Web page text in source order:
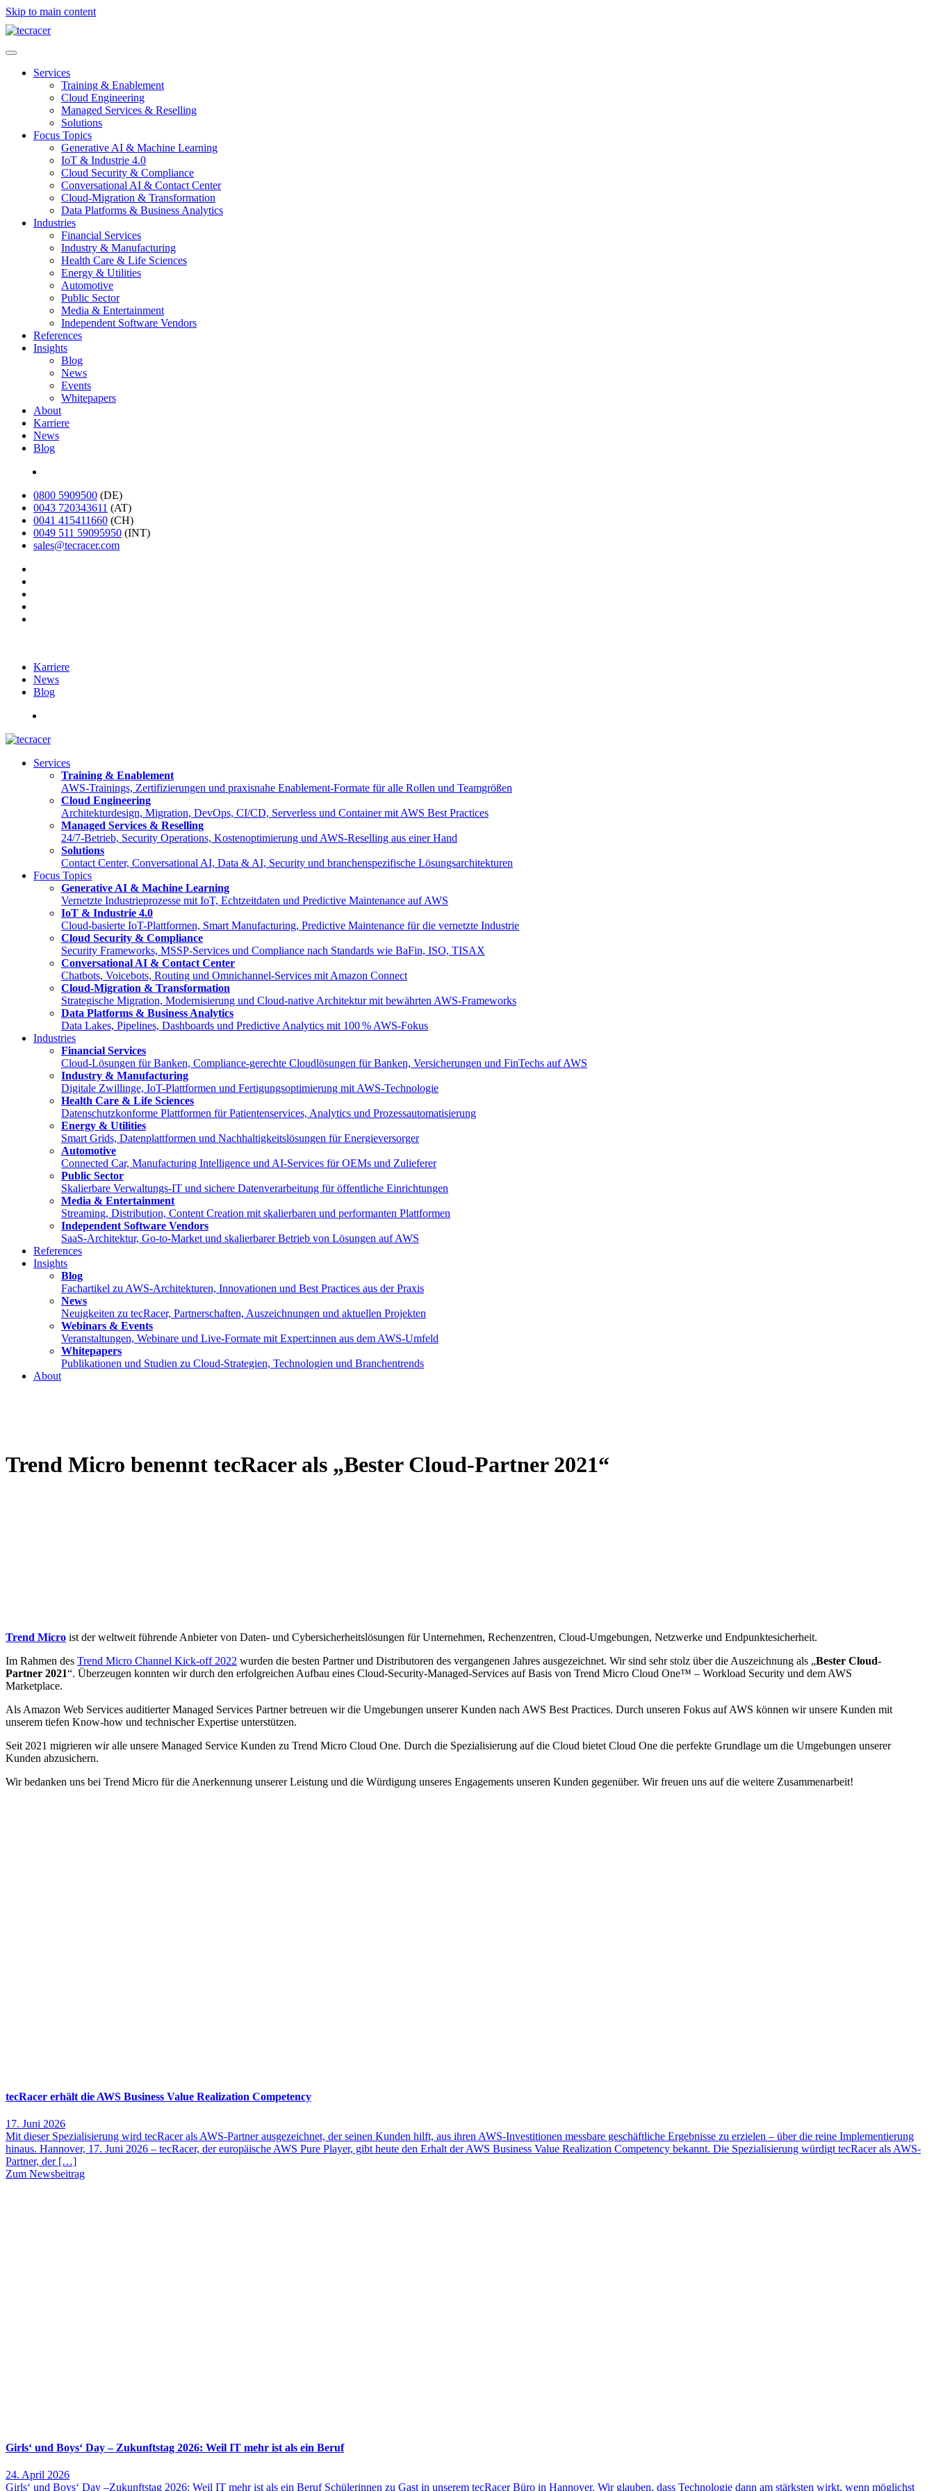
Skip to main content
Services
Training & Enablement
Cloud Engineering
Managed Services & Reselling
Solutions
Focus Topics
Generative AI & Machine Learning
IoT & Industrie 4.0
Cloud Security & Compliance
Conversational AI & Contact Center
Cloud-Migration & Transformation
Data Platforms & Business Analytics
Industries
Financial Services
Industry & Manufacturing
Health Care & Life Sciences
Energy & Utilities
Automotive
Public Sector
Media & Entertainment
Independent Software Vendors
References
Insights
Blog
News
Events
Whitepapers
About
Karriere
News
Blog
0800 5909500 (DE)
0043 720343611 (AT)
0041 415411660 (CH)
0049 511 59095950 (INT)
sales@tecracer.com
Karriere
News
Blog
Services
Training & Enablement
AWS-Trainings, Zertifizierungen und praxisnahe Enablement-Formate für alle Rollen und Teamgrößen
Cloud Engineering
Architekturdesign, Migration, DevOps, CI/CD, Serverless und Container mit AWS Best Practices
Managed Services & Reselling
24/7-Betrieb, Security Operations, Kostenoptimierung und AWS-Reselling aus einer Hand
Solutions
Contact Center, Conversational AI, Data & AI, Security und branchenspezifische Lösungsarchitekturen
Focus Topics
Generative AI & Machine Learning
Vernetzte Industrieprozesse mit IoT, Echtzeitdaten und Predictive Maintenance auf AWS
IoT & Industrie 4.0
Cloud-basierte IoT-Plattformen, Smart Manufacturing, Predictive Maintenance für die vernetzte Industrie
Cloud Security & Compliance
Security Frameworks, MSSP-Services und Compliance nach Standards wie BaFin, ISO, TISAX
Conversational AI & Contact Center
Chatbots, Voicebots, Routing und Omnichannel-Services mit Amazon Connect
Cloud-Migration & Transformation
Strategische Migration, Modernisierung und Cloud-native Architektur mit bewährten AWS-Frameworks
Data Platforms & Business Analytics
Data Lakes, Pipelines, Dashboards und Predictive Analytics mit 100 % AWS-Fokus
Industries
Financial Services
Cloud-Lösungen für Banken, Compliance-gerechte Cloudlösungen für Banken, Versicherungen und FinTechs auf AWS
Industry & Manufacturing
Digitale Zwillinge, IoT-Plattformen und Fertigungsoptimierung mit AWS-Technologie
Health Care & Life Sciences
Datenschutzkonforme Plattformen für Patientenservices, Analytics und Prozessautomatisierung
Energy & Utilities
Smart Grids, Datenplattformen und Nachhaltigkeitslösungen für Energieversorger
Automotive
Connected Car, Manufacturing Intelligence und AI-Services für OEMs und Zulieferer
Public Sector
Skalierbare Verwaltungs-IT und sichere Datenverarbeitung für öffentliche Einrichtungen
Media & Entertainment
Streaming, Distribution, Content Creation mit skalierbaren und performanten Plattformen
Independent Software Vendors
SaaS-Architektur, Go-to-Market und skalierbarer Betrieb von Lösungen auf AWS
References
Insights
Blog
Fachartikel zu AWS-Architekturen, Innovationen und Best Practices aus der Praxis
News
Neuigkeiten zu tecRacer, Partnerschaften, Auszeichnungen und aktuellen Projekten
Webinars & Events
Veranstaltungen, Webinare und Live-Formate mit Expert:innen aus dem AWS-Umfeld
Whitepapers
Publikationen und Studien zu Cloud-Strategien, Technologien und Branchentrends
About
Trend Micro benennt tecRacer als „Bester Cloud-Partner 2021“
Trend Micro ist der weltweit führende Anbieter von Daten- und Cybersicherheitslösungen für Unternehmen, Rechenzentren, Cloud-Umgebungen, Netzwerke und Endpunktesicherheit.
Im Rahmen des Trend Micro Channel Kick-off 2022 wurden die besten Partner und Distributoren des vergangenen Jahres ausgezeichnet. Wir sind sehr stolz über die Auszeichnung als „Bester Cloud-
Partner 2021“. Überzeugen konnten wir durch den erfolgreichen Aufbau eines Cloud-Security-Managed-Services auf Basis von Trend Micro Cloud One™ – Workload Security und dem AWS
Marketplace.
Als Amazon Web Services auditierter Managed Services Partner betreuen wir die Umgebungen unserer Kunden nach AWS Best Practices. Durch unseren Fokus auf AWS können wir unsere Kunden mit
unserem tiefen Know-how und technischer Expertise unterstützen.
Seit 2021 migrieren wir alle unsere Managed Service Kunden zu Trend Micro Cloud One. Durch die Spezialisierung auf die Cloud bietet Cloud One die perfekte Grundlage um die Umgebungen unserer
Kunden abzusichern.
Wir bedanken uns bei Trend Micro für die Anerkennung unserer Leistung und die Würdigung unseres Engagements unseren Kunden gegenüber. Wir freuen uns auf die weitere Zusammenarbeit!
tecRacer erhält die AWS Business Value Realization Competency
17. Juni 2026
Mit dieser Spezialisierung wird tecRacer als AWS-Partner ausgezeichnet, der seinen Kunden hilft, aus ihren AWS-Investitionen messbare geschäftliche Ergebnisse zu erzielen – über die reine Implementierung
hinaus. Hannover, 17. Juni 2026 – tecRacer, der europäische AWS Pure Player, gibt heute den Erhalt der AWS Business Value Realization Competency bekannt. Die Spezialisierung würdigt tecRacer als AWS-
Partner, der […]
Zum Newsbeitrag
Girls‘ und Boys‘ Day – Zukunftstag 2026: Weil IT mehr ist als ein Beruf
24. April 2026
Girls‘ und Boys‘ Day –Zukunftstag 2026: Weil IT mehr ist als ein Beruf Schülerinnen zu Gast in unserem tecRacer Büro in Hannover. Wir glauben, dass Technologie dann am stärksten wirkt, wenn möglichst